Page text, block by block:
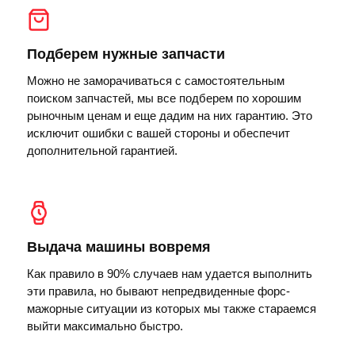
Подберем нужные запчасти
Можно не заморачиваться с самостоятельным
поиском запчастей, мы все подберем по хорошим
рыночным ценам и еще дадим на них гарантию. Это
исключит ошибки с вашей стороны и обеспечит
дополнительной гарантией.
Выдача машины вовремя
Как правило в 90% случаев нам удается выполнить
эти правила, но бывают непредвиденные форс-
мажорные ситуации из которых мы также стараемся
выйти максимально быстро.